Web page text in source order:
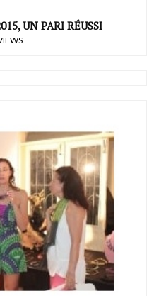
UN PARI RÉUSSI